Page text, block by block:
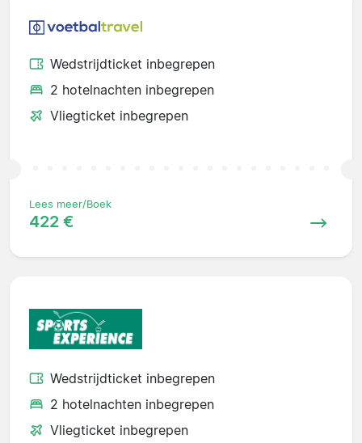
Wedstrijdticket inbegrepen
2 hotelnachten inbegrepen
Vliegticket inbegrepen
Lees meer/Boek
422 €
Wedstrijdticket inbegrepen
2 hotelnachten inbegrepen
Vliegticket inbegrepen